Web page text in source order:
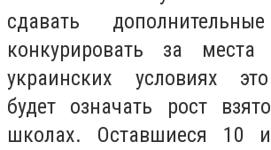
сдавать
конкурировать за
украинских условиях
будет означать рост
школах. Оставшиеся 10